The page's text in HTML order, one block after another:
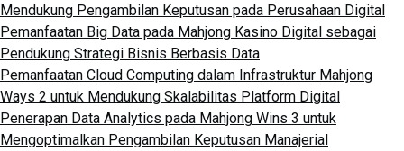
Mendukung Pengambilan Keputusan pada Perusahaan Digital
Pemanfaatan Big Data pada Mahjong Kasino Digital sebagai
Pendukung Strategi Bisnis Berbasis Data
Pemanfaatan Cloud Computing dalam Infrastruktur Mahjong
Ways 2 untuk Mendukung Skalabilitas Platform Digital
Penerapan Data Analytics pada Mahjong Wins 3 untuk
Mengoptimalkan Pengambilan Keputusan Manajerial